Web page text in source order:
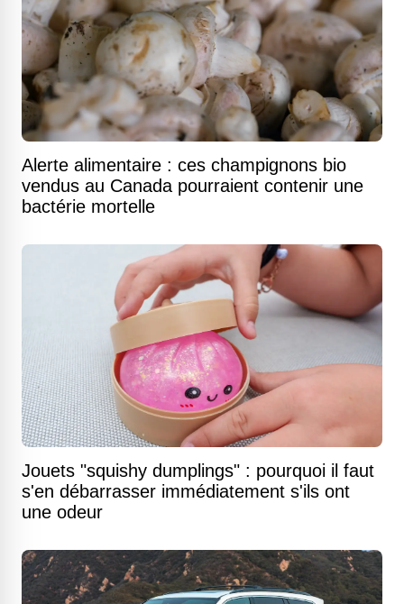
Alerte alimentaire : ces champignons bio
vendus au Canada pourraient contenir une
bactérie mortelle
Jouets "squishy dumplings" : pourquoi il faut
s'en débarrasser immédiatement s'ils ont
une odeur